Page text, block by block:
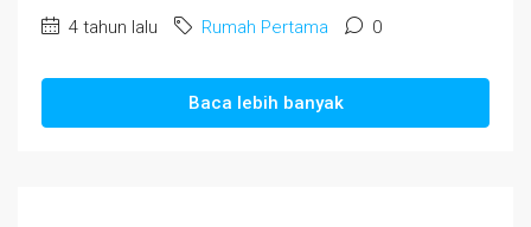
4 tahun lalu Rumah Pertama 0
Baca lebih banyak